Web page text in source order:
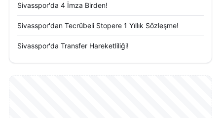
Sivasspor'da 4 İmza Birden!
Sivasspor'dan Tecrübeli Stopere 1 Yıllık Sözleşme!
Sivasspor'da Transfer Hareketliliği!